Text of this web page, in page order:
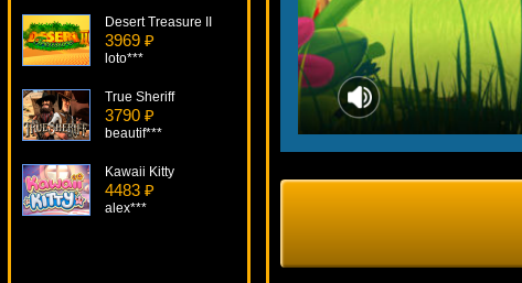
Desert Treasure II
3969 ₽
loto***
True Sheriff
3790 ₽
beautif***
Kawaii Kitty
4483 ₽
alex***